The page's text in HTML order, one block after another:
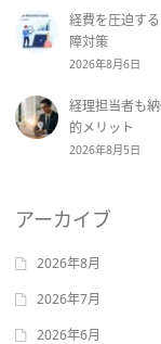
経費を圧迫す
障対策
2026年8月6日
経理担当者も
的メリット
2026年8月5日
アーカイブ
2026年8月
2026年7月
2026年6月